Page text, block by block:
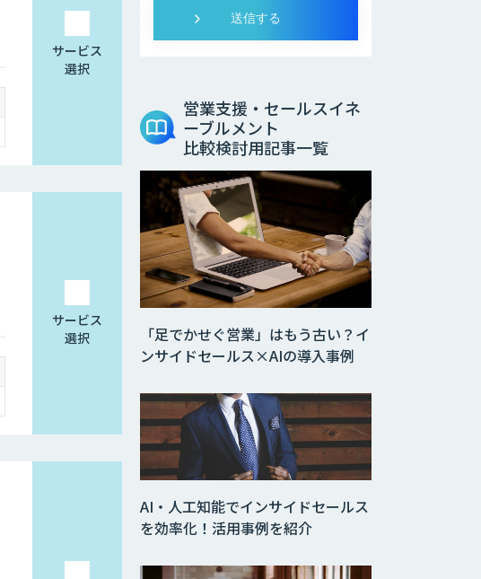
サービス
選択
サービス
選択
営業支援・セールスイネ
ーブルメント
比較検討用記事一覧
「足でかせぐ営業」はもう古い？イ
ンサイドセールス×AIの導入事例
AI・人工知能でインサイドセールス
を効率化！活用事例を紹介